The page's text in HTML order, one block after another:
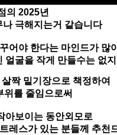
의 2025년
극해지는거 같습니다
어야 한다는 마인드가 많
얼굴을 작게 만들수는 없
짝 밑기장으로 책정하여
위를 줄임으로써
아보이는 동안외모로
레스가 있는 분들께 추천